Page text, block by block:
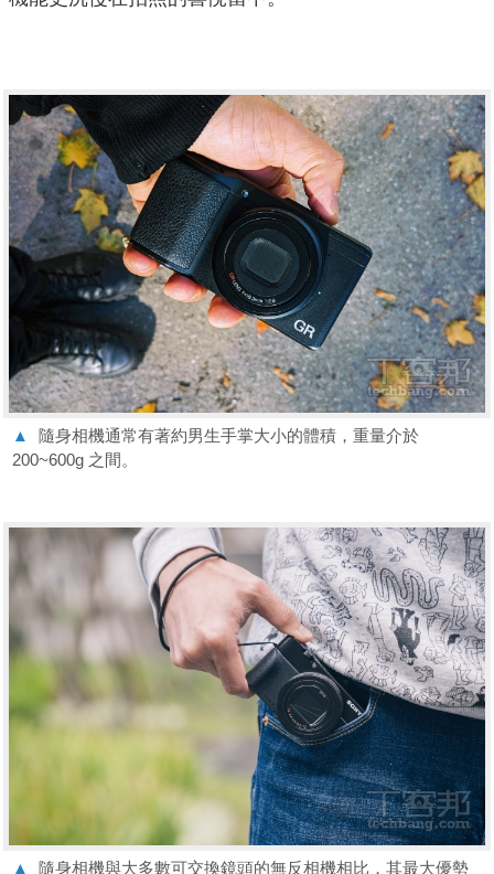
▲
隨身相機通常有著約男生手掌大小的體積，重量介於
200~600g 之間。
▲
隨身相機與大多數可交換鏡頭的無反相機相比，其最大優勢